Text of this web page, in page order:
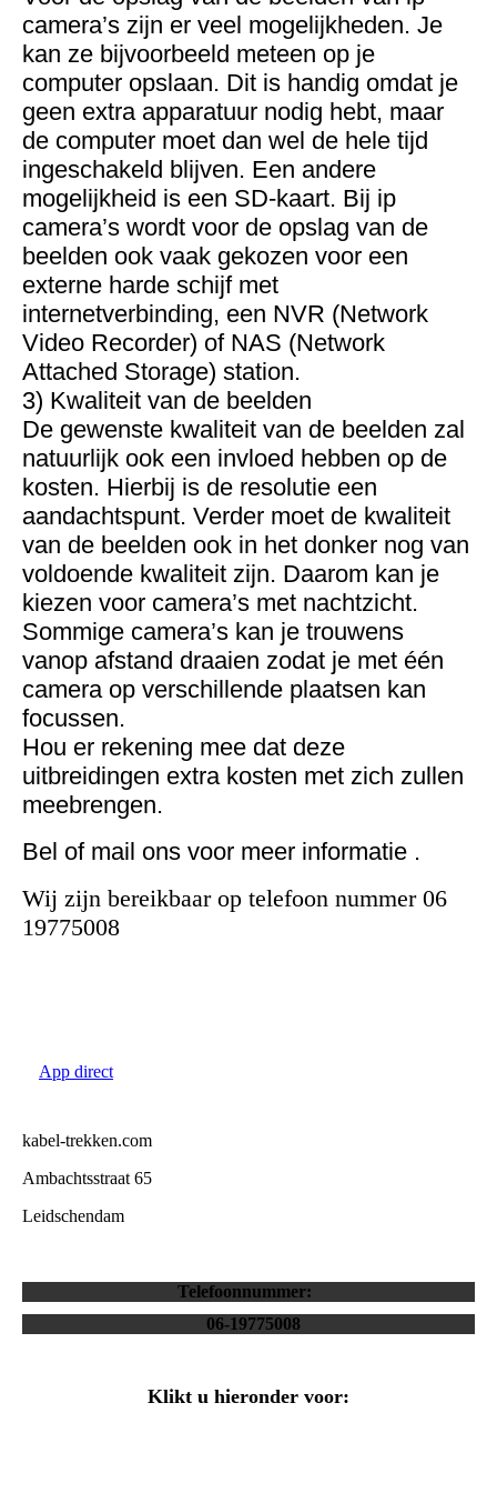
camera’s zijn er veel mogelijkheden. Je
kan ze bijvoorbeeld meteen op je
computer opslaan. Dit is handig omdat je
geen extra apparatuur nodig hebt, maar
de computer moet dan wel de hele tijd
ingeschakeld blijven. Een andere
mogelijkheid is een SD-kaart. Bij ip
camera’s wordt voor de opslag van de
beelden ook vaak gekozen voor een
externe harde schijf met
internetverbinding, een NVR (Network
Video Recorder) of NAS (Network
Attached Storage) station.
3) Kwaliteit van de beelden
De gewenste kwaliteit van de beelden zal
natuurlijk ook een invloed hebben op de
kosten. Hierbij is de resolutie een
aandachtspunt. Verder moet de kwaliteit
van de beelden ook in het donker nog van
voldoende kwaliteit zijn. Daarom kan je
kiezen voor camera’s met nachtzicht.
Sommige camera’s kan je trouwens
vanop afstand draaien zodat je met één
camera op verschillende plaatsen kan
focussen.
Hou er rekening mee dat deze
uitbreidingen extra kosten met zich zullen
meebrengen.
Bel of mail ons voor meer informatie .
Wij zijn bereikbaar op telefoon nummer 06
19775008
App direct
kabel-trekken.com
Ambachtsstraat 65
Leidschendam
Telefoonnummer:
06-19775008
Klikt u hieronder voor: